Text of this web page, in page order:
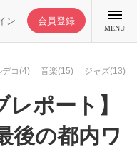
ン 会員登録
MENU
デコ(4) 音楽(15) ジャズ(13)
レポート】
後の都内ワ